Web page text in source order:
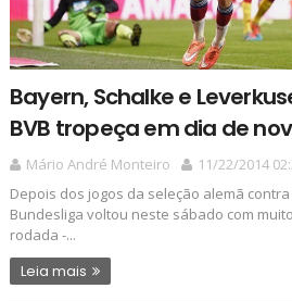
Bayern, Schalke e
BVB tropeça em dia de
Mário André Monteiro
11/22/2014
Depois dos jogos da seleção alemã
Bundesliga voltou neste sábado com
rodada -...
Leia mais